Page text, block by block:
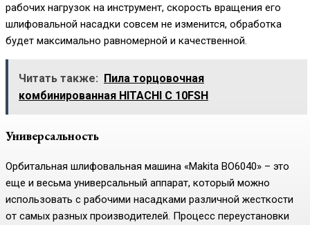
рабочих нагрузок на инструмент, скорость вращения его
шлифовальной насадки совсем не изменится, обработка
будет максимально равномерной и качественной.
Читать также: Пила торцовочная
комбинированная HITACHI C 10FSH
Универсальность
Орбитальная шлифовальная машина «Makita BO6040» – это
еще и весьма универсальный аппарат, который можно
использовать с рабочими насадками различной жесткости
от самых разных производителей. Процесс переустановки